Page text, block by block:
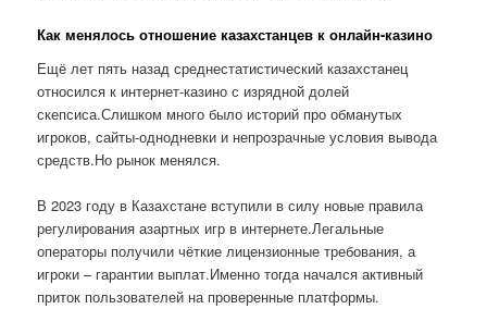
Как менялось отношение казахстанцев к онлайн-казино
Ещё лет пять назад среднестатистический казахстанец
относился к интернет-казино с изрядной долей
скепсиса.Слишком много было историй про обманутых
игроков, сайты-однодневки и непрозрачные условия вывода
средств.Но рынок менялся.
В 2023 году в Казахстане вступили в силу новые правила
регулирования азартных игр в интернете.Легальные
операторы получили чёткие лицензионные требования, а
игроки – гарантии выплат.Именно тогда начался активный
приток пользователей на проверенные платформы.